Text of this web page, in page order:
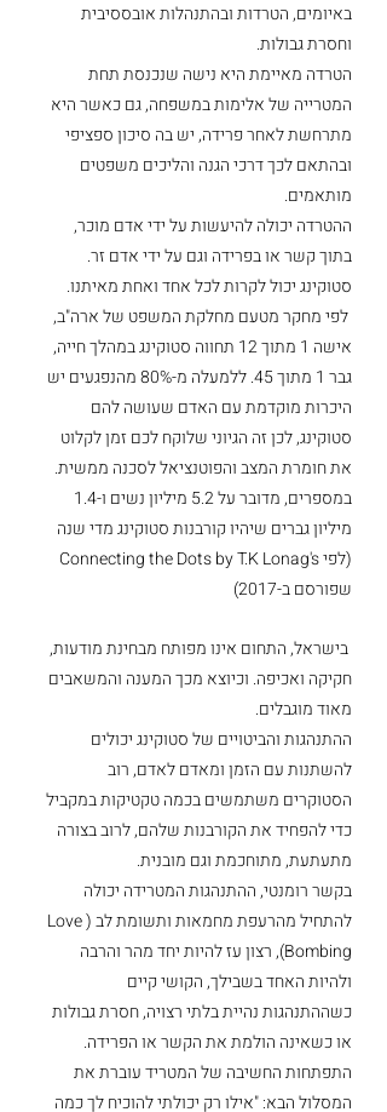
באיומים, הטרדות ובהתנהלות אובססיבית
וחסרת גבולות.
הטרדה מאיימת היא נישה שנכנסת תחת
המטרייה של אלימות במשפחה, גם כאשר היא
מתרחשת לאחר פרידה, יש בה סיכון ספציפי
ובהתאם לכך דרכי הגנה והליכים משפטים
מותאמים.
ההטרדה יכולה להיעשות על ידי אדם מוכר,
בתוך קשר או בפרידה וגם על ידי אדם זר.
סטוקינג יכול לקרות לכל אחד ואחת מאיתנו.
של ארה"ב,
אישה 1 מתוך 12 תחווה סטוקינג במהלך חייה,
גבר 1 מתוך 45. ללמעלה מ-80% מהנפגעים יש
היכרות מוקדמת עם האדם שעושה להם
סטוקינג, לכן זה הגיוני שלוקח לכם זמן לקלוט
את חומרת המצב והפוטנציאל לסכנה ממשית.
מיליון גברים שיהיו קורבנות סטוקינג מדי שנה
שפורסם ב-2017)
בישראל, התחום אינו מפותח מבחינת מודעות,
חקיקה ואכיפה. וכיוצא מכך המענה והמשאבים
מאוד מוגבלים.
ההתנהגות והביטויים של סטוקינג יכולים
להשתנות עם הזמן ומאדם לאדם, רוב
הסטוקרים משתמשים בכמה טקטיקות במקביל
כדי להפחיד את הקורבנות שלהם, לרוב בצורה
מתעתעת, מתוחכמת וגם מובנית.
בקשר רומנטי, ההתנהגות המטרידה יכולה
להתחיל מהרעפת מחמאות ותשומת לב (Love
Bombing), רצון עז להיות יחד מהר והרבה
ולהיות האחד בשבילך, הקושי קיים
כשההתנהגות נהיית בלתי רצויה, חסרת גבולות
או כשאינה הולמת את הקשר או הפרידה.
התפתחות החשיבה של המטריד עוברת את
המסלול הבא: "אילו רק יכולתי להוכיח לך כמה